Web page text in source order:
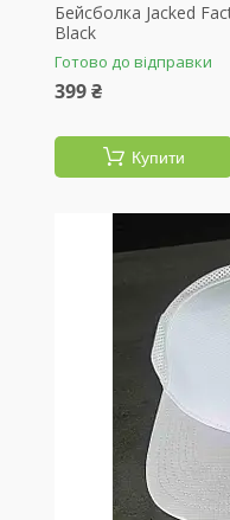
Бейсболка Jacked
Black
Готово до відправки
399 ₴
Купити